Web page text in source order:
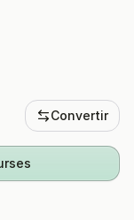
Convertir